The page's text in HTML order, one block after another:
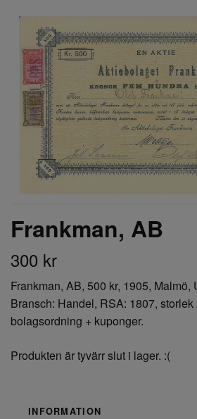
Frankman, AB
300 kr
Frankman, AB, 500 kr, 1905, Malmö,
Bransch: Handel, RSA: 1807, storlek
bolagsordning + kuponger.
Produkten är tyvärr slut i lager. :(
INFORMATION